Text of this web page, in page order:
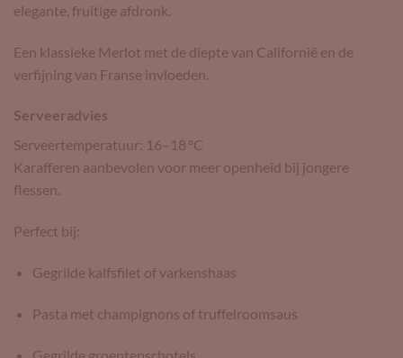
elegante, fruitige afdronk.
Een klassieke Merlot met de diepte van Californië en de
verfijning van Franse invloeden.
Serveeradvies
Serveertemperatuur: 16–18 °C
Karafferen aanbevolen voor meer openheid bij jongere
flessen.
Perfect bij:
Gegrilde kalfsfilet of varkenshaas
Pasta met champignons of truffelroomsaus
Gegrilde groentenschotels